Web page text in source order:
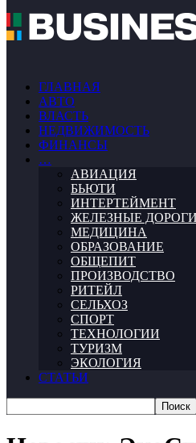
ГЛАВНАЯ
АВТО
ВЛАСТЬ
НЕДВИЖИМОСТЬ
ФИНАНСЫ
…
АВИАЦИЯ
БЬЮТИ
ИНТЕРТЕЙМЕНТ
ЖЕЛЕЗНЫЕ ДОРОГИ
МЕДИЦИНА
ОБРАЗОВАНИЕ
ОБЩЕПИТ
ПРОИЗВОДСТВО
РИТЕЙЛ
СЕЛЬХОЗ
СПОРТ
ТЕХНОЛОГИИ
ТУРИЗМ
ЭКОЛОГИЯ
СТАТЬИ